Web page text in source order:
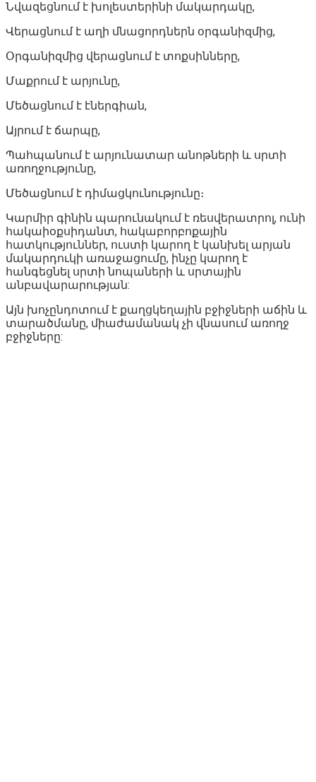
Նվազեցնում է խոլեստերինի մակարդակը,
Վերացնում է աղի մնացորդներն օրգանիզմից,
Օրգանիզմից վերացնում է տոքսինները,
Մաքրում է արյունը,
Մեծացնում է էներգիան,
Այրում է ճարպը,
Պահպանում է արյունատար անոթների և սրտի
առողջությունը,
Մեծացնում է դիմացկունությունը։
Կարմիր գինին պարունակում է ռեսվերատրոլ, ունի
հակաիօքսիդանտ, հակաբորբոքային
հատկություններ, ուստի կարող է կանխել արյան
մակարդուկի առաջացումը, ինչը կարող է
հանգեցնել սրտի նոպաների և սրտային
անբավարարության:
Այն խոչընդոտում է քաղցկեղային բջիջների աճին և
տարածմանը, միաժամանակ չի վնասում առողջ
բջիջները: